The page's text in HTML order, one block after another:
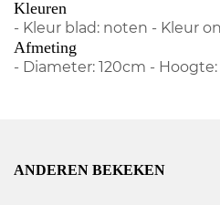
Kleuren
- Kleur blad: noten - Kleur
Afmeting
- Diameter: 120cm -
ANDEREN BEKEKEN